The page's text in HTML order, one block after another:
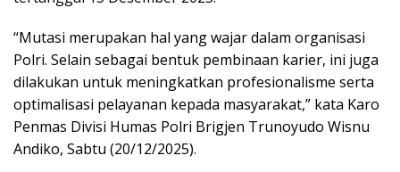
“Mutasi merupakan hal yang wajar dalam organisasi
Polri. Selain sebagai bentuk pembinaan karier, ini juga
dilakukan untuk meningkatkan profesionalisme serta
optimalisasi pelayanan kepada masyarakat,” kata Karo
Penmas Divisi Humas Polri Brigjen Trunoyudo Wisnu
Andiko, Sabtu (20/12/2025).